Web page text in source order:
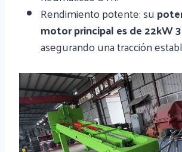
Rendimiento potente: su
motor principal es de 22kW
asegurando una tracción